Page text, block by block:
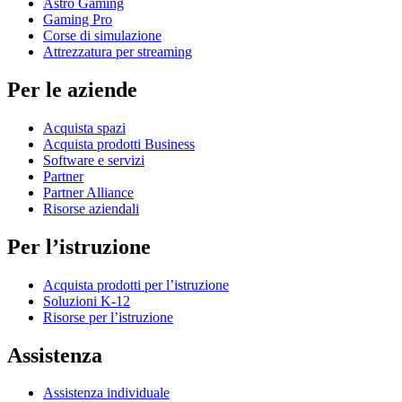
Astro Gaming
Gaming Pro
Corse di simulazione
Attrezzatura per streaming
Per le aziende
Acquista spazi
Acquista prodotti Business
Software e servizi
Partner
Partner Alliance
Risorse aziendali
Per l’istruzione
Acquista prodotti per l’istruzione
Soluzioni K-12
Risorse per l’istruzione
Assistenza
Assistenza individuale